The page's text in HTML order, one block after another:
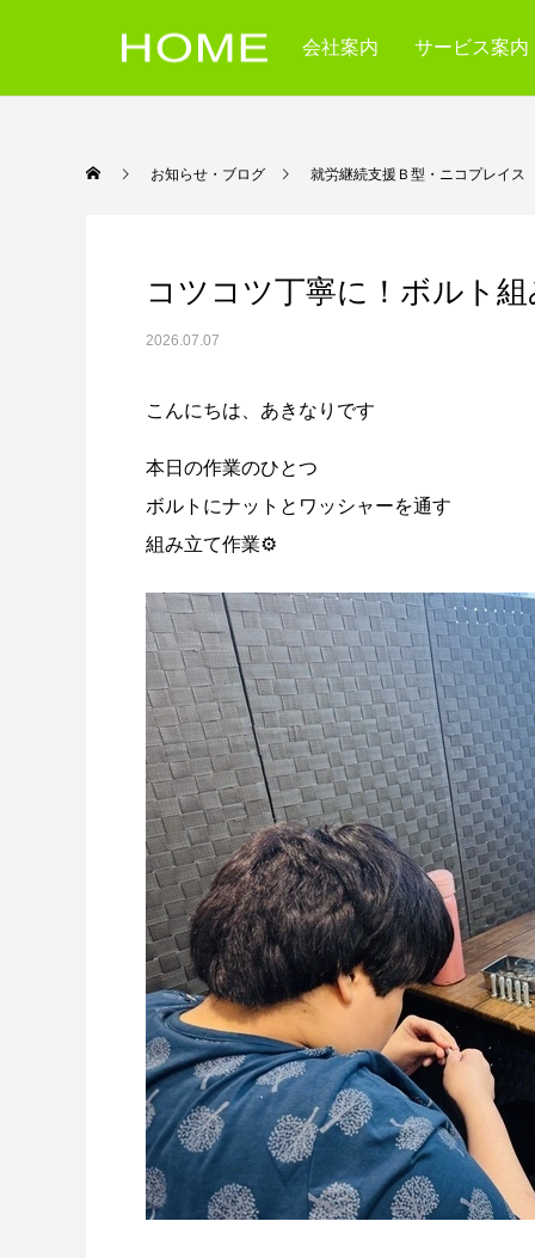
会社案内 サービス案内
お知らせ・ブログ 就労継続支援Ｂ型・ニ
コツコツ丁寧に！ボルト
2026.07.07
こんにちは、あきなりです
本日の作業のひとつ
ボルトにナットとワッシャーを通す
組み立て作業⚙️